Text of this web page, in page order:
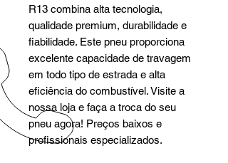
R13 combina alta tecnologia,
qualidade premium, durabilidade e
fiabilidade. Este pneu proporciona
excelente capacidade de travagem
em todo tipo de estrada e alta
eficiência do combustível. Visite a
nossa loja e faça a troca do seu
pneu agora! Preços baixos e
profissionais especializados.